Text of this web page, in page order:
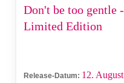
Don't be too gentle -
Limited Edition
Release-Datum: 12. August